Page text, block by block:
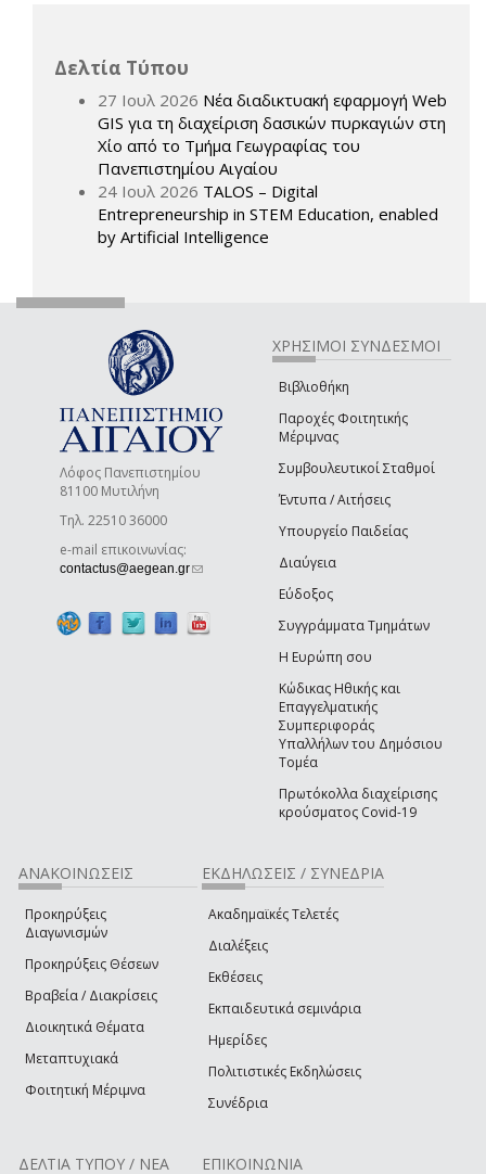
Δελτία Τύπου
27 Ιουλ 2026 Νέα διαδικτυακή εφαρμογή Web
GIS για τη διαχείριση δασικών πυρκαγιών στη
Χίο από το Τμήμα Γεωγραφίας του
Πανεπιστημίου Αιγαίου
24 Ιουλ 2026 TALOS – Digital
Entrepreneurship in STEM Education, enabled
by Artificial Intelligence
Λόφος Πανεπιστημίου
81100 Μυτιλήνη
Τηλ. 22510 36000
e-mail επικοινωνίας:
contactus@aegean.gr(link sends e-mail)
ΧΡΗΣΙΜΟΙ ΣΥΝΔΕΣΜΟΙ
Βιβλιοθήκη
Παροχές Φοιτητικής
Μέριμνας
Συμβουλευτικοί Σταθμοί
Έντυπα / Αιτήσεις
Υπουργείο Παιδείας
Διαύγεια
Εύδοξος
Συγγράμματα Τμημάτων
Η Ευρώπη σου
Κώδικας Ηθικής και
Επαγγελματικής
Συμπεριφοράς
Υπαλλήλων του Δημόσιου
Τομέα
Πρωτόκολλα διαχείρισης
κρούσματος Covid-19
ΑΝΑΚΟΙΝΩΣΕΙΣ
Προκηρύξεις
Διαγωνισμών
Προκηρύξεις Θέσεων
Βραβεία / Διακρίσεις
Διοικητικά Θέματα
Μεταπτυχιακά
Φοιτητική Μέριμνα
ΕΚΔΗΛΩΣΕΙΣ / ΣΥΝΕΔΡΙΑ
Ακαδημαϊκές Τελετές
Διαλέξεις
Εκθέσεις
Εκπαιδευτικά σεμινάρια
Ημερίδες
Πολιτιστικές Εκδηλώσεις
Συνέδρια
ΔΕΛΤΙΑ ΤΥΠΟΥ / ΝΕΑ ΕΠΙΚΟΙΝΩΝΙΑ